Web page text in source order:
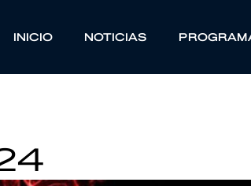
INICIO NOTICIAS